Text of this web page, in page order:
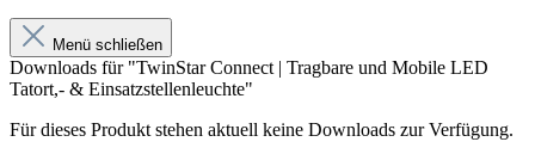
Menü schließen
Downloads für "TwinStar Connect | Tragbare und Mobile LED
Tatort,- & Einsatzstellenleuchte"
Für dieses Produkt stehen aktuell keine Downloads zur Verfügung.